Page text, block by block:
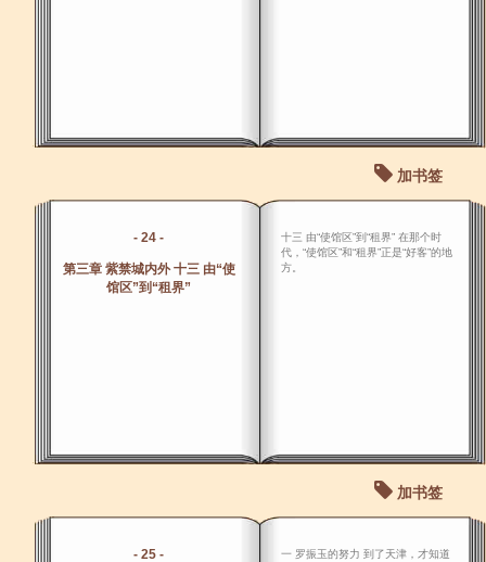
加书签
- 24 -
第三章 紫禁城内外 十三 由“使
馆区”到“租界”
十三 由“使馆区”到“租界” 在那个时
代，“使馆区”和“租界”正是“好客”的地
方。
加书签
- 25 -
一 罗振玉的努力 到了天津，才知道